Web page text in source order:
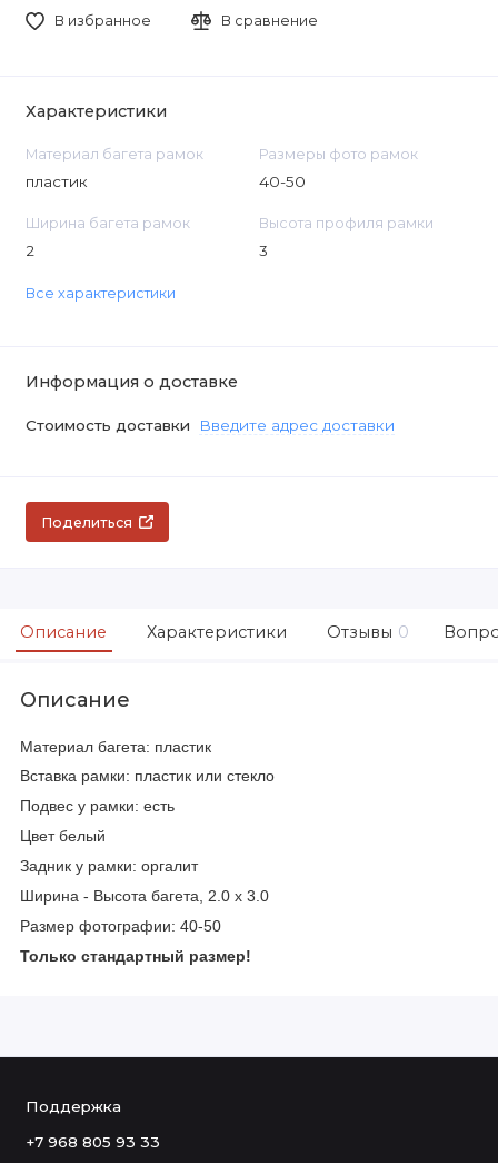
В избранное В сравнение
Характеристики
Материал багета рамок
пластик
Размеры фото рамок
40-50
Ширина багета рамок
2
Высота профиля рамки
3
Все характеристики
Информация о доставке
Стоимость доставки Введите адрес доставки
Поделиться
Описание Характеристики Отзывы 0
Описание
Материал багета: пластик
Вставка рамки: пластик или стекло
Подвес у рамки: есть
Цвет белый
Задник у рамки: оргалит
Ширина - Высота багета, 2.0 х 3.0
Размер фотографии: 40-50
Только стандартный размер!
Поддержка
+7 968 805 93 33